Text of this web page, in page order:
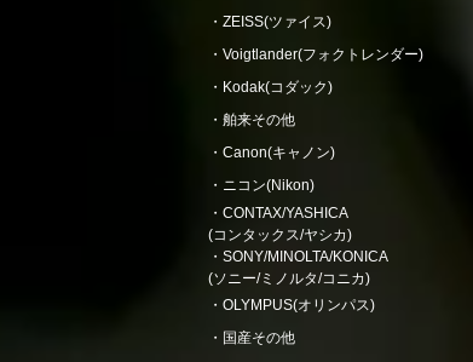
ZEISS(ツァイス)
Voigtlander(フォクトレンダー)
Kodak(コダック)
舶来その他
Canon(キャノン)
ニコン(Nikon)
CONTAX/YASHICA
(コンタックス/ヤシカ)
SONY/MINOLTA/KONICA
(ソニー/ミノルタ/コニカ)
OLYMPUS(オリンパス)
国産その他